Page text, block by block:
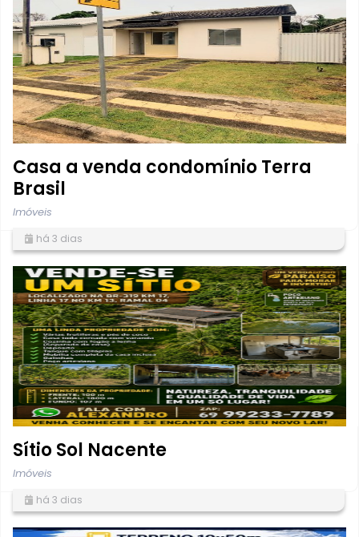
Casa a venda condomínio Terra
Brasil
Imóveis
há 3 dias
Sítio Sol Nacente
Imóveis
há 3 dias